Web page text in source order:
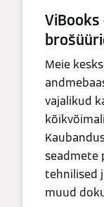
Meie
vajalikud
seadmete
tehnilised
muud